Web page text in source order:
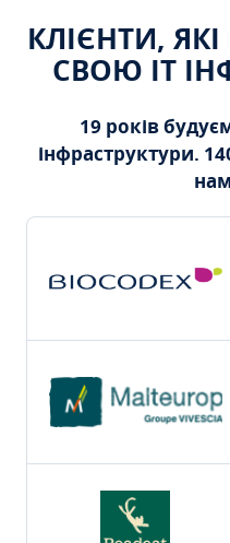
КЛІЄНТИ,
СВОЮ ІТ
19 років
інфраструктури.